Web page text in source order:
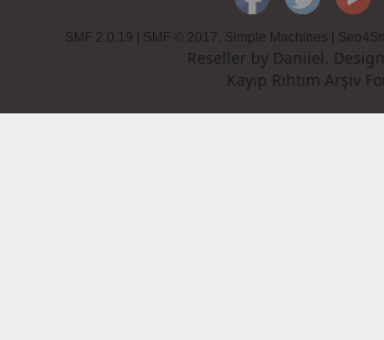
SMF 2.0.19 | SMF © 2017 Simple Machines |
Reseller by Daniiel.
Kayıp Rıhtım Arşiv